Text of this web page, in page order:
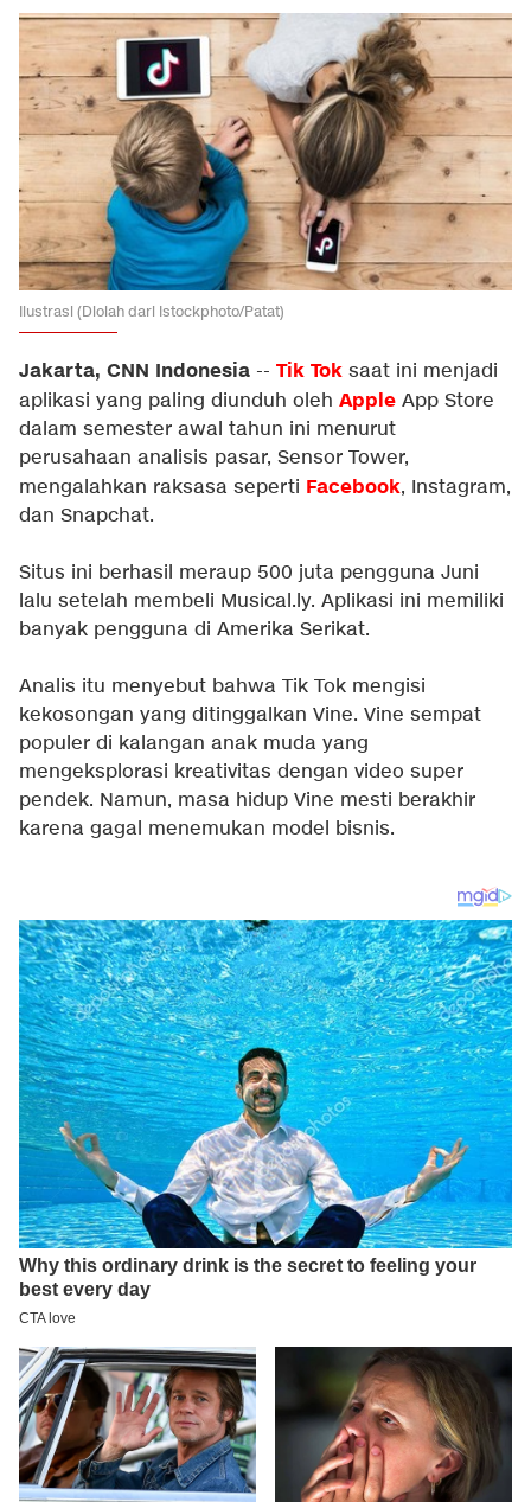
Ilustrasi (Diolah dari Istockphoto/Patat)
Jakarta, CNN Indonesia -- Tik Tok saat ini menjadi
aplikasi yang paling diunduh oleh Apple App Store
dalam semester awal tahun ini menurut
perusahaan analisis pasar, Sensor Tower,
mengalahkan raksasa seperti Facebook, Instagram,
dan Snapchat.
Situs ini berhasil meraup 500 juta pengguna Juni
lalu setelah membeli Musical.ly. Aplikasi ini memiliki
banyak pengguna di Amerika Serikat.
Analis itu menyebut bahwa Tik Tok mengisi
kekosongan yang ditinggalkan Vine. Vine sempat
populer di kalangan anak muda yang
mengeksplorasi kreativitas dengan video super
pendek. Namun, masa hidup Vine mesti berakhir
karena gagal menemukan model bisnis.